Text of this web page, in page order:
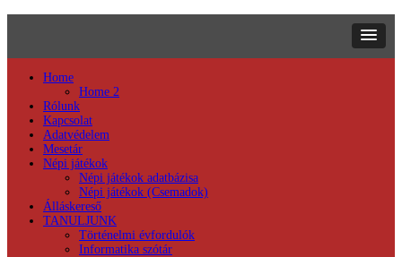
Home
Home 2
Rólunk
Kapcsolat
Adatvédelem
Mesetár
Népi játékok
Népi játékok adatbázisa
Népi játékok (Csemadok)
Álláskereső
TANULJUNK
Történelmi évfordulók
Informatika szótár